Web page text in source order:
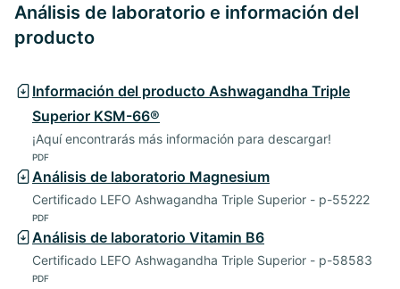
Análisis de laboratorio e información del
producto
Información del producto Ashwagandha Triple
Superior KSM-66®
¡Aquí encontrarás más información para descargar!
PDF
Análisis de laboratorio Magnesium
Certificado LEFO Ashwagandha Triple Superior - p-55222
PDF
Análisis de laboratorio Vitamin B6
Certificado LEFO Ashwagandha Triple Superior - p-58583
PDF